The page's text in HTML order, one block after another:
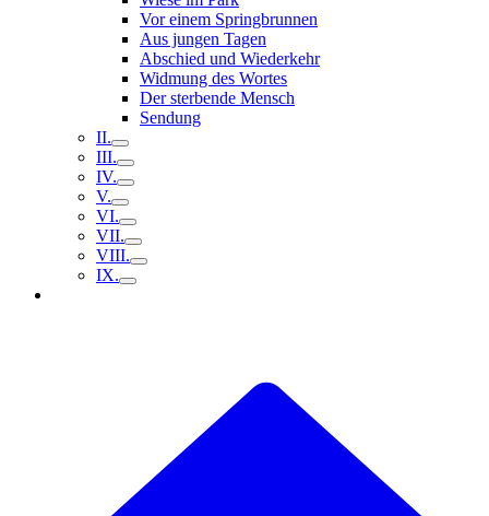
Vor einem Springbrunnen
Aus jungen Tagen
Abschied und Wiederkehr
Widmung des Wortes
Der sterbende Mensch
Sendung
II.
III.
IV.
V.
VI.
VII.
VIII.
IX.